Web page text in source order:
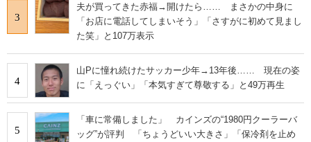
3
夫が買ってきた赤福→開けたら…… まさかの中身に
「お店に電話してしまいそう」「さすがに初めて見まし
た笑」と107万表示
4
山Pに憧れ続けたサッカー少年→13年後…… 現在の姿
に「えっぐい」「本気すぎて尊敬する」と49万再生
5
「車に常備しました」 カインズの“1980円クーラーバ
ッグ”が評判 「ちょうどいい大きさ」「保冷剤を止め